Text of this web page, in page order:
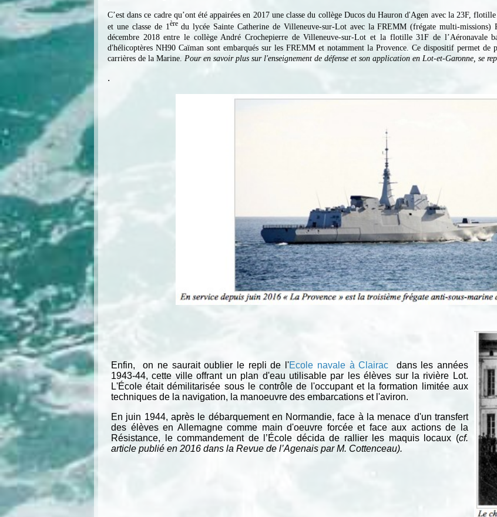
C’est dans ce cadre qu’ont été appairées en 2017 une classe du collège Ducos du Hauron d'Agen avec la 23F,
et une classe de 1èredu lycée Sainte Catherine de Villeneuve-sur-Lot avec la FREMM (frégate multi-missions)
décembre 2018 entre le collège André Crochepierre de Villeneuve-sur-Lot et la flotille 31F de l’Aéronavale
d'hélicoptères NH90 Caïman sont embarqués sur les FREMM et notamment la Provence. Ce dispositif permet de
carrières de la Marine. Pour en savoir plus sur l'enseignement de défense et son application en Lot-et-Garonne, se
.
Enfin, on ne saurait oublier le repli de l'Ecole navale à Clairac dans les années
1943-44, cette ville offrant un plan d'eau utilisable par les élèves sur la rivière Lot.
L'École était démilitarisée sous le contrôle de l'occupant et la formation limitée aux
techniques de la navigation, la manoeuvre des embarcations et l'aviron.
En juin 1944, après le débarquement en Normandie, face à la menace d'un transfert
des élèves en Allemagne comme main d'oeuvre forcée et face aux actions de la
Résistance, le commandement de l’École décida de rallier les maquis locaux (cf.
article publié en 2016 dans la Revue de l’Agenais par M. Cottenceau).